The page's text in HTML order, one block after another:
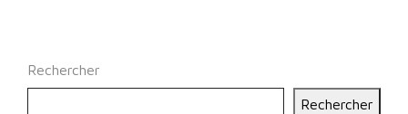
Rechercher
Rechercher